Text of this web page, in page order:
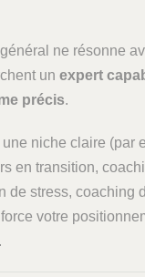
ne résonne
un expert
précis.
niche claire (par
en transition,
de stress, coaching
votre